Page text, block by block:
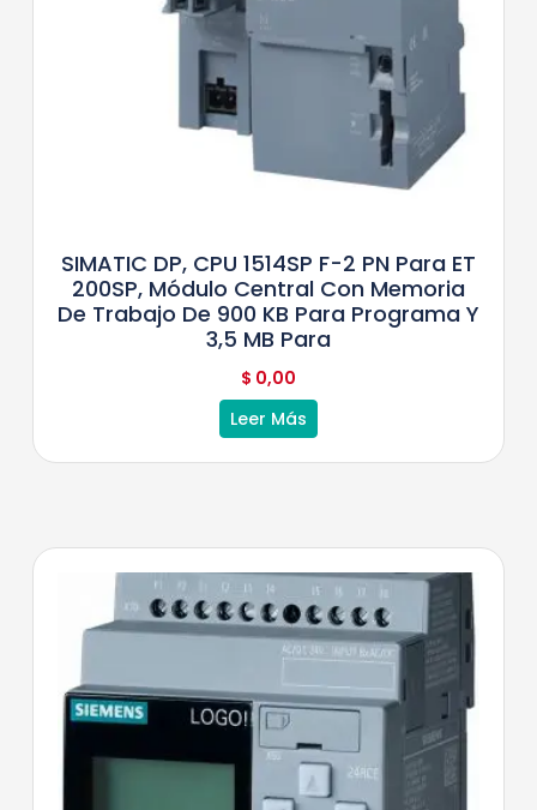
SIMATIC DP, CPU 1514SP F-2 PN Para ET
200SP, Módulo Central Con Memoria
De Trabajo De 900 KB Para Programa Y
3,5 MB Para
$ 0,00
Leer Más